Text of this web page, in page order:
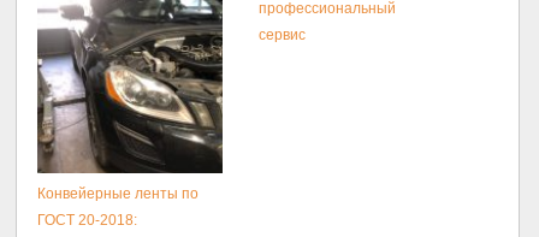
профессиональный
сервис
Конвейерные ленты по
ГОСТ 20-2018: